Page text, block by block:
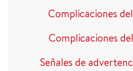
Complicaciones
Complicaciones
Señales de